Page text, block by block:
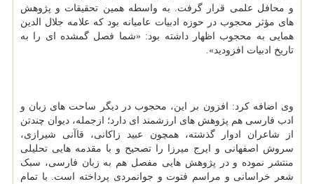
و محافل علمی قرار گرفت. به واسطه همین تحقیقات و پژوهش
های مؤثر محجوب در حوزه ادبیات عامیانه بود که علامه جلال الدین
همایی به محجوب اظهار داشته بود: «شما فصل گمشده ای را به
تاریخ ادبیات افزودید».
وی اضافه کرد: افزون بر این، محجوب در دیگر ساحت های زبان و
ادب فارسی هم پژوهش های ارزشمند ای دارد؛ ازجمله، دیوان چندتن
از شاعران ادوار گذشته، همچون عبید زاکانی، قاآنی شیرازی،
سروش اصفهانی و ایرج میرزا را تصحیح و با مقدمه هایی تحلیلی
منتشر نموده و در پژوهش هایی مفصل هم به زبان فارسی، سبک
شعر خراسانی و مراسم فتوت و جوانمردی پرداخته است. با تمام